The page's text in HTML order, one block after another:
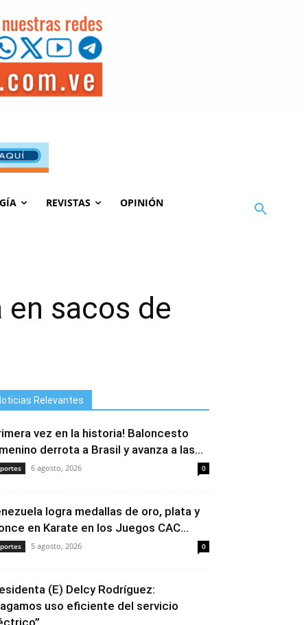
REVISTAS OPINIÓN
sacos de
Relevantes
vez en la historia! Baloncesto
derrota a Brasil y avanza a las...
6 agosto, 2026 0
logra medallas de oro, plata y
en Karate en los Juegos CAC...
5 agosto, 2026 0
(E) Delcy Rodríguez:
uso eficiente del servicio